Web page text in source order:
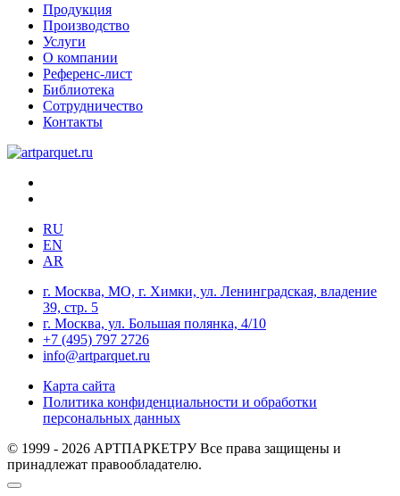
Продукция
Производство
Услуги
О компании
Референс-лист
Библиотека
Сотрудничество
Контакты
RU
EN
AR
г. Москва, МО, г. Химки, ул. Ленинградская, владение
39, стр. 5
г. Москва, ул. Большая полянка, 4/10
+7 (495) 797 2726
info@artparquet.ru
Карта сайта
Политика конфиденциальности и обработки
персональных данных
© 1999 - 2026 АРТПАРКЕТРУ Все права защищены и
принадлежат правообладателю.